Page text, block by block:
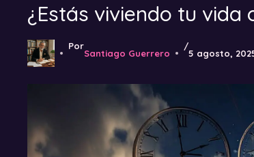
¿Estás viviendo tu
Por
Santiago Guerrero
/
5 agosto,